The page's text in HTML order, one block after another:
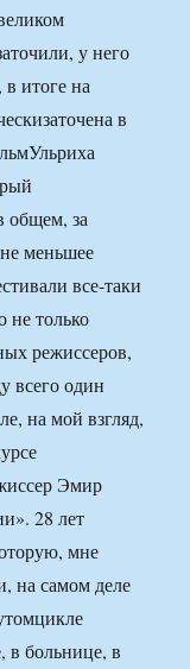
у него
итоге на
в
общем, за
меньшее
все-таки
не только
режиссеров,
всего один
на мой взгляд,
Эмир
28 лет
мне
на самом деле
в больнице, в